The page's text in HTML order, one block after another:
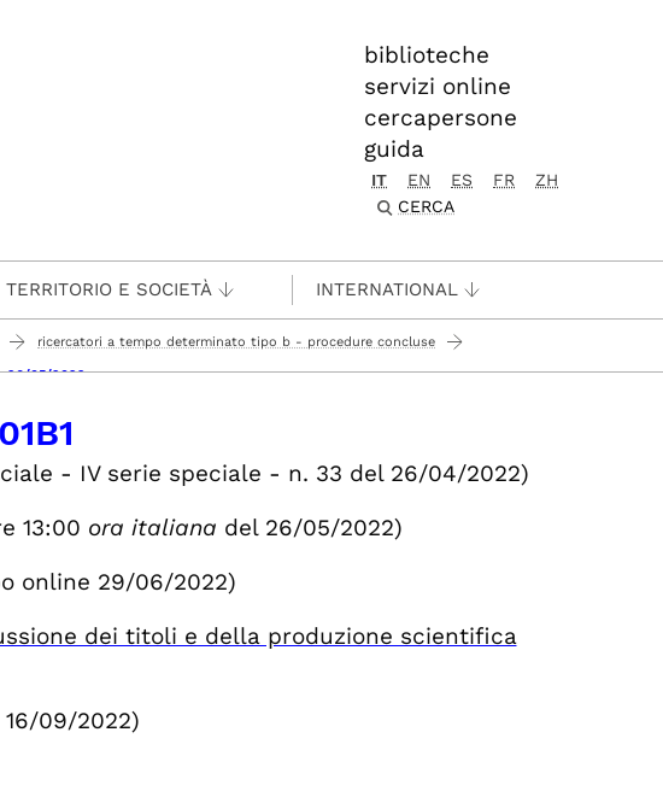
biblioteche
servizi online
cercapersone
guida
IT EN ES FR
ZH
CERCA
TERRITORIO E SOCIETÀ INTERNATIONAL
ricercatori a tempo determinato tipo b - procedure concluse
26/05/2022
- IV serie speciale - n. 33 del 26/04/2022)
13:00 ora italiana del 26/05/2022)
online 29/06/2022)
dei titoli e della produzione scientifica
09/2022)